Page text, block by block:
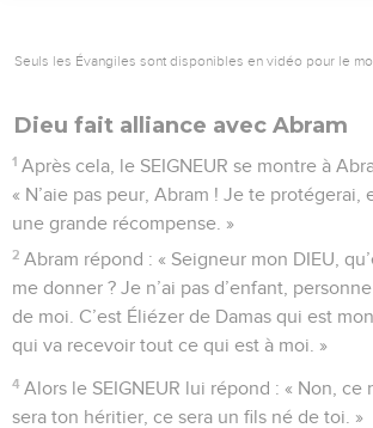
Seuls les Évangiles sont disponibles en vidéo pour le
Dieu fait alliance avec Abram
1 Après cela, le SEIGNEUR se montre à
« N’aie pas peur, Abram ! Je te protégerai,
une grande récompense. »
2 Abram répond : « Seigneur mon DIEU,
me donner ? Je n’ai pas d’enfant,
de moi. C’est Éliézer de Damas qui est
qui va recevoir tout ce qui est à moi. »
4 Alors le SEIGNEUR lui répond : « Non, ce
sera ton héritier, ce sera un fils né de toi. »